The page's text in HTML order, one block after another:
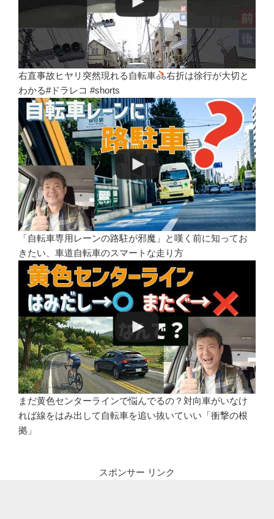
右直事故ヒヤリ突然現れる自転車
右折は徐行が大切と
わかる#ドラレコ #shorts
「自転車専用レーンの路駐が邪魔」と嘆く前に知ってお
きたい、車道自転車のスマートな走り方
まだ黄色センターラインで悩んでるの？対向車がいなけ
れば線をはみ出して自転車を追い抜いていい「衝撃の根
拠」
スポンサー リンク